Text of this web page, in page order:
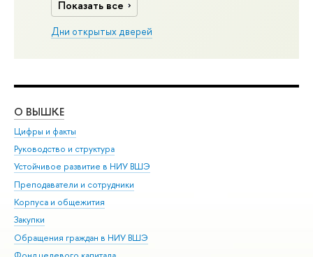
Показать все
Дни открытых дверей
О ВЫШКЕ
Цифры и факты
Руководство и структура
Устойчивое развитие в НИУ ВШЭ
Преподаватели и сотрудники
Корпуса и общежития
Закупки
Обращения граждан в НИУ ВШЭ